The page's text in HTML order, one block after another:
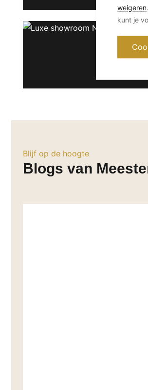
Blijf op de hoogte
Blogs van
weigeren
kunt je